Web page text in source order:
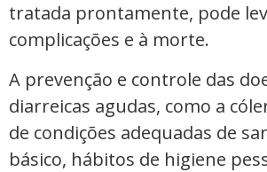
tratada prontamente, pode
complicações e à morte.
A prevenção e controle das
diarreicas agudas, como a
de condições adequadas de
básico, hábitos de higiene